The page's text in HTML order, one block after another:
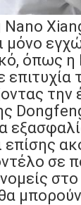
μόνο
όπως η
την
επίσης
σε